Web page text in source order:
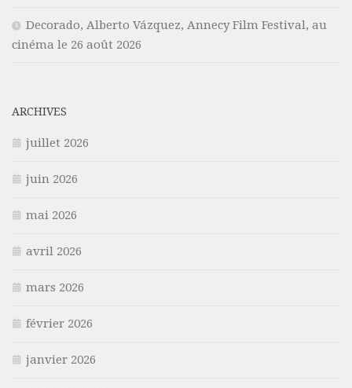
Decorado, Alberto Vázquez, Annecy Film Festival, au
cinéma le 26 août 2026
ARCHIVES
juillet 2026
juin 2026
mai 2026
avril 2026
mars 2026
février 2026
janvier 2026